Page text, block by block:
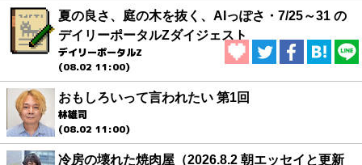
夏の良さ、庭の木を抜く、AIっぽさ・7/25～31 の
デイリーポータルZダイジェスト
デイリーポータルZ
(08.02 11:00)
おもしろいって言われたい 第1回
林雄司
(08.02 11:00)
冷房の壊れた焼肉屋（2026.8.2 朝エッセイと更新